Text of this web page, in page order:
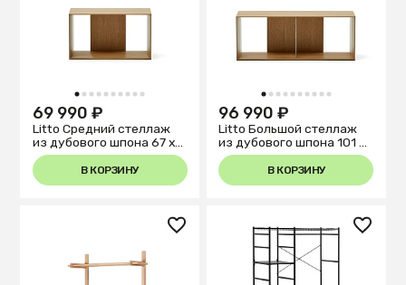
1 2 3 4 5 6 7 8 9 10
69 990 ₽
Litto Средний стеллаж
из дубового шпона 67 x
38 см
В КОРЗИНУ
1 2 3 4 5 6 7 8 9 10
96 990 ₽
Litto Большой стеллаж
из дубового шпона 101 x
38 см
В КОРЗИНУ